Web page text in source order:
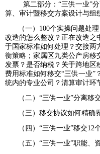
第二部分： “三供一业”
算、审计暨移交方案设计与组
（一）100个实操问题处
改造的怎么整改？正在改造之
于国家标准如何处理？交接两
衡策略；家属区九类公产房移
发票？是否纳税？关于跨地区
费用标准如何移交“三供一业
统内的专业公司？清算审计环
（二）“三供一业”分离
（三）移交协议如何精
（四）“三供一业”移交
（五）“三供一业”职能